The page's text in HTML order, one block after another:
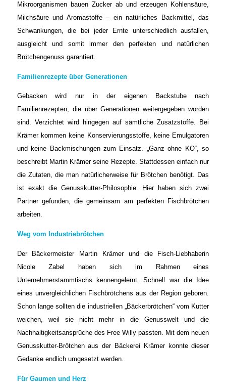
Mikroorganismen bauen Zucker ab und erzeugen Kohlensäure,
Milchsäure und Aromastoffe – ein natürliches Backmittel, das
Schwankungen, die bei jeder Ernte unterschiedlich ausfallen,
ausgleicht und somit immer den perfekten und natürlichen
Brötchengenuss garantiert.
Familienrezepte über Generationen
Gebacken wird nur in der eigenen Backstube nach
Familienrezepten, die über Generationen weitergegeben worden
sind. Verzichtet wird hingegen auf sämtliche Zusatzstoffe. Bei
Krämer kommen keine Konservierungsstoffe, keine Emulgatoren
und keine Backmischungen zum Einsatz. „Ganz ohne KO“, so
beschreibt Martin Krämer seine Rezepte. Stattdessen einfach nur
die Zutaten, die man natürlicherweise für Brötchen benötigt. Das
ist exakt die Genusskutter-Philosophie. Hier haben sich zwei
Partner gefunden, die gemeinsam am perfekten Fischbrötchen
arbeiten.
Weg vom Industriebrötchen
Der Bäckermeister Martin Krämer und die Fisch-Liebhaberin
Nicole Zabel haben sich im Rahmen eines
Unternehmerstammtischs kennengelernt. Schnell war die Idee
eines unvergleichlichen Fischbrötchens aus der Region geboren.
Schon lange sollten die industriellen „Bäckerbrötchen“ vom Kutter
weichen, weil sie nicht mehr in die Genusswelt und die
Nachhaltigkeitsansprüche des Free Willy passten. Mit dem neuen
Genusskutter-Brötchen aus der Bäckerei Krämer konnte dieser
Gedanke endlich umgesetzt werden.
Für Gaumen und Herz